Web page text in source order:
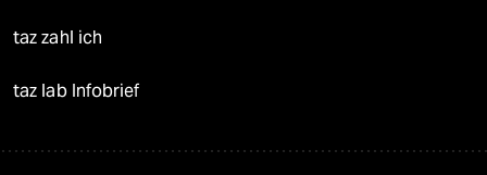
taz zahl ich
taz lab Infobrief